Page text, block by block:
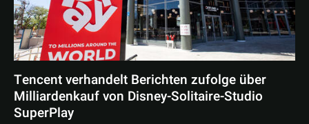
Tencent verhandelt Berichten zufolge über
Milliardenkauf von Disney-Solitaire-Studio
SuperPlay